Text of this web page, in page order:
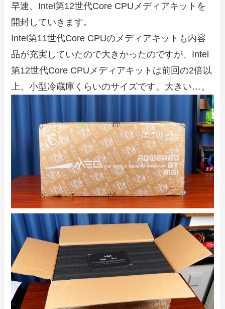
早速、Intel第12世代Core CPUメディアキットを
開封していきます。
Intel第11世代Core CPUのメディアキットも内容
品が充実していたので大きかったのですが、Intel
第12世代Core CPUメディアキットは前回の2倍以
上、小型冷蔵庫くらいのサイズです。大きい…。